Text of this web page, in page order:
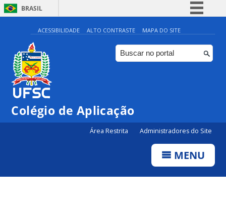
BRASIL
Simplifique!
Comunica BR
Participe
ACESSIBILIDADE ALTO CONTRASTE MAPA DO SITE
Colégio de Aplicação
Área Restrita Administradores do Site
MENU